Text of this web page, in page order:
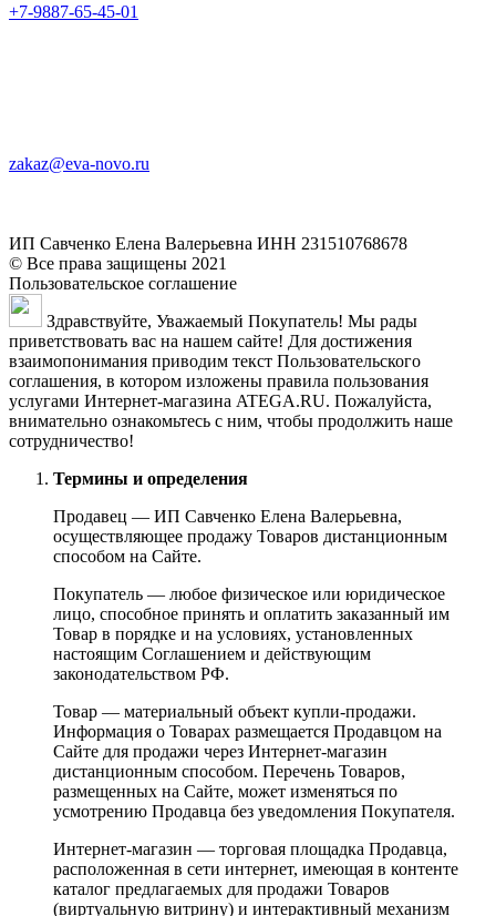
+7-9887-65-45-01
zakaz@eva-novo.ru
ИП Савченко Елена Валерьевна ИНН 231510768678
© Все права защищены 2021
Пользовательское соглашение
Здравствуйте, Уважаемый Покупатель! Мы рады
приветствовать вас на нашем сайте! Для достижения
взаимопонимания приводим текст Пользовательского
соглашения, в котором изложены правила пользования
услугами Интернет-магазина ATEGA.RU. Пожалуйста,
внимательно ознакомьтесь с ним, чтобы продолжить наше
сотрудничество!
Термины и определения
Продавец — ИП Савченко Елена Валерьевна,
осуществляющее продажу Товаров дистанционным
способом на Сайте.
Покупатель — любое физическое или юридическое
лицо, способное принять и оплатить заказанный им
Товар в порядке и на условиях, установленных
настоящим Соглашением и действующим
законодательством РФ.
Товар — материальный объект купли-продажи.
Информация о Товарах размещается Продавцом на
Сайте для продажи через Интернет-магазин
дистанционным способом. Перечень Товаров,
размещенных на Сайте, может изменяться по
усмотрению Продавца без уведомления Покупателя.
Интернет-магазин — торговая площадка Продавца,
расположенная в сети интернет, имеющая в контенте
каталог предлагаемых для продажи Товаров
(виртуальную витрину) и интерактивный механизм